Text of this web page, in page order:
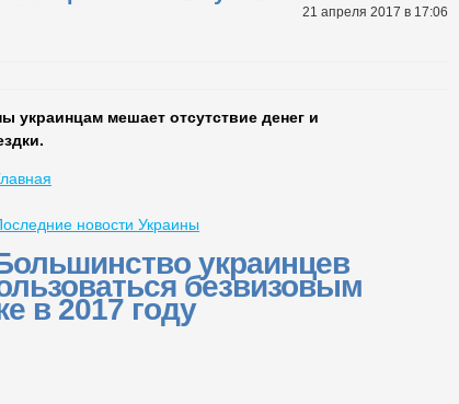
21 апреля 2017 в 17:06
украинцам мешает отсутствие денег и
новости Украины
украинцев
безвизовым
в 2017 году